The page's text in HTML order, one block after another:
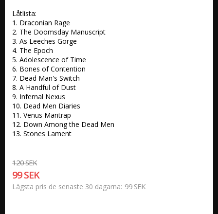
Låtlista:
1. Draconian Rage
2. The Doomsday Manuscript
3. As Leeches Gorge
4. The Epoch
5. Adolescence of Time
6. Bones of Contention
7. Dead Man's Switch
8. A Handful of Dust
9. Infernal Nexus
10. Dead Men Diaries
11. Venus Mantrap
12. Down Among the Dead Men
13. Stones Lament
120 SEK
99 SEK
Lägsta pris de senaste 30 dagarna 99 SEK